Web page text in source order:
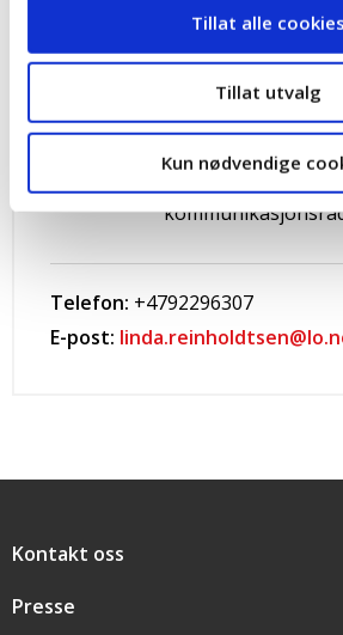
Tillat alle cookies
Tillat utvalg
Kun nødvendige
Linda Reinholdtsen
Telefon: +4792296307
E-post:
Snarveier
Kontakt oss
Presse